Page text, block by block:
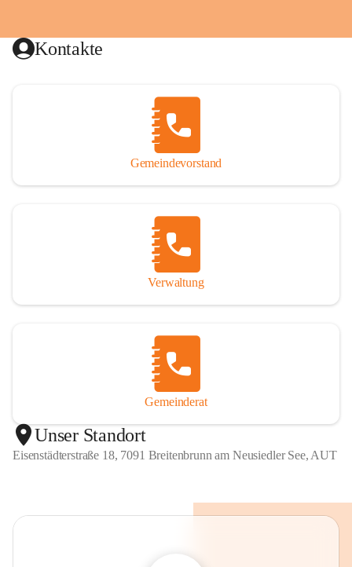
Kontakte
Gemeindevorstand
Verwaltung
Gemeinderat
Unser Standort
Eisenstädterstraße 18, 7091 Breitenbrunn am Neusiedler See, AUT